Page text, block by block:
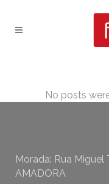
No posts
Morada: Rua
AMADORA